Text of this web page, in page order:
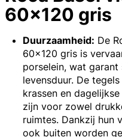
60x120 gris
Duurzaamheid: De
60x120 gris is
porselein, wat
levensduur. De
krassen en
zijn voor zowel
ruimtes. Dankzij hun
ook buiten worden